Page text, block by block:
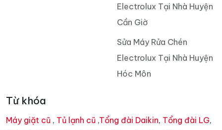
Electrolux Tại Nhà Huyện
Cần Giờ
Sửa Máy Rửa Chén
Electrolux Tại Nhà Huyện
Hóc Môn
Từ khóa
Máy giặt cũ , Tủ lạnh cũ ,Tổng đài Daikin, Tổng đài LG,